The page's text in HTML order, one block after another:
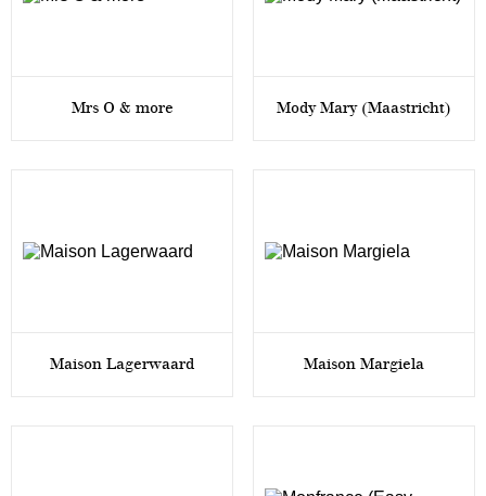
Mrs O & more Mody Mary (Maastricht)
Maison Lagerwaard Maison Margiela